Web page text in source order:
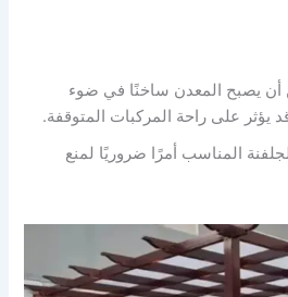
أن يصبح المعدن ساخنًا في ضوء
يؤثر على راحة المركبات المتوقفة.
المناسب أمرًا ضروريًا لمنع